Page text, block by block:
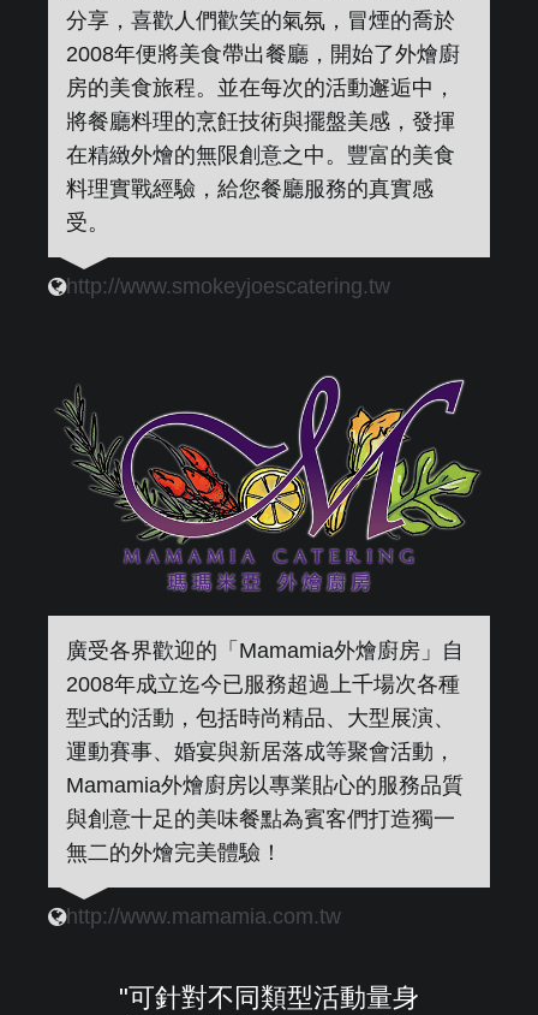
分享，喜歡人們歡笑的氣氛，冒煙的喬於
2008年便將美食帶出餐廳，開始了外燴廚
房的美食旅程。並在每次的活動邂逅中，
將餐廳料理的烹飪技術與擺盤美感，發揮
在精緻外燴的無限創意之中。豐富的美食
料理實戰經驗，給您餐廳服務的真實感
受。
http://www.smokeyjoescatering.tw
廣受各界歡迎的「Mamamia外燴廚房」自
2008年成立迄今已服務超過上千場次各種
型式的活動，包括時尚精品、大型展演、
運動賽事、婚宴與新居落成等聚會活動，
Mamamia外燴廚房以專業貼心的服務品質
與創意十足的美味餐點為賓客們打造獨一
無二的外燴完美體驗！
http://www.mamamia.com.tw
"可針對不同類型活動量身